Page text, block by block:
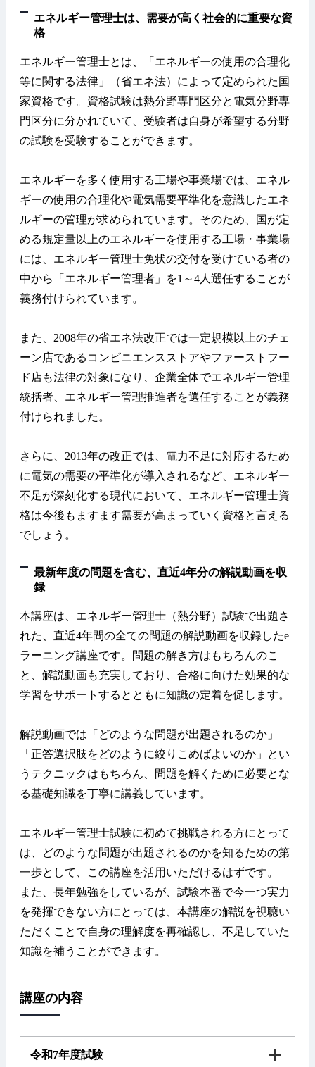
エネルギー管理士は、需要が高く社会的に重要な資
格
エネルギー管理士とは、「エネルギーの使用の合理化
等に関する法律」（省エネ法）によって定められた国
家資格です。資格試験は熱分野専門区分と電気分野専
門区分に分かれていて、受験者は自身が希望する分野
の試験を受験することができます。
エネルギーを多く使用する工場や事業場では、エネル
ギーの使用の合理化や電気需要平準化を意識したエネ
ルギーの管理が求められています。そのため、国が定
める規定量以上のエネルギーを使用する工場・事業場
には、エネルギー管理士免状の交付を受けている者の
中から「エネルギー管理者」を1～4人選任することが
義務付けられています。
また、2008年の省エネ法改正では一定規模以上のチェ
ーン店であるコンビニエンスストアやファーストフー
ド店も法律の対象になり、企業全体でエネルギー管理
統括者、エネルギー管理推進者を選任することが義務
付けられました。
さらに、2013年の改正では、電力不足に対応するため
に電気の需要の平準化が導入されるなど、エネルギー
不足が深刻化する現代において、エネルギー管理士資
格は今後もますます需要が高まっていく資格と言える
でしょう。
最新年度の問題を含む、直近4年分の解説動画を収
録
本講座は、エネルギー管理士（熱分野）試験で出題さ
れた、直近4年間の全ての問題の解説動画を収録したe
ラーニング講座です。問題の解き方はもちろんのこ
と、解説動画も充実しており、合格に向けた効果的な
学習をサポートするとともに知識の定着を促します。
解説動画では「どのような問題が出題されるのか」
「正答選択肢をどのように絞りこめばよいのか」とい
うテクニックはもちろん、問題を解くために必要とな
る基礎知識を丁寧に講義しています。
エネルギー管理士試験に初めて挑戦される方にとって
は、どのような問題が出題されるのかを知るための第
一歩として、この講座を活用いただけるはずです。
また、長年勉強をしているが、試験本番で今一つ実力
を発揮できない方にとっては、本講座の解説を視聴い
ただくことで自身の理解度を再確認し、不足していた
知識を補うことができます。
講座の内容
令和7年度試験